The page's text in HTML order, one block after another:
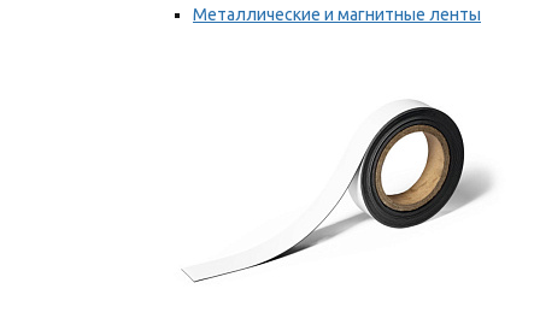
Металлические и магнитные ленты